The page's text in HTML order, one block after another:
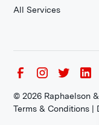
All Services
©2026 Raphaelson
Terms & Conditions |